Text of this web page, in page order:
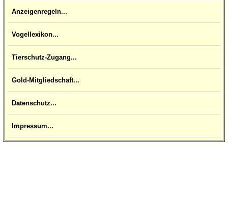
Anzeigenregeln...
Vogellexikon...
Tierschutz-Zugang...
Gold-Mitgliedschaft...
Datenschutz...
Impressum...